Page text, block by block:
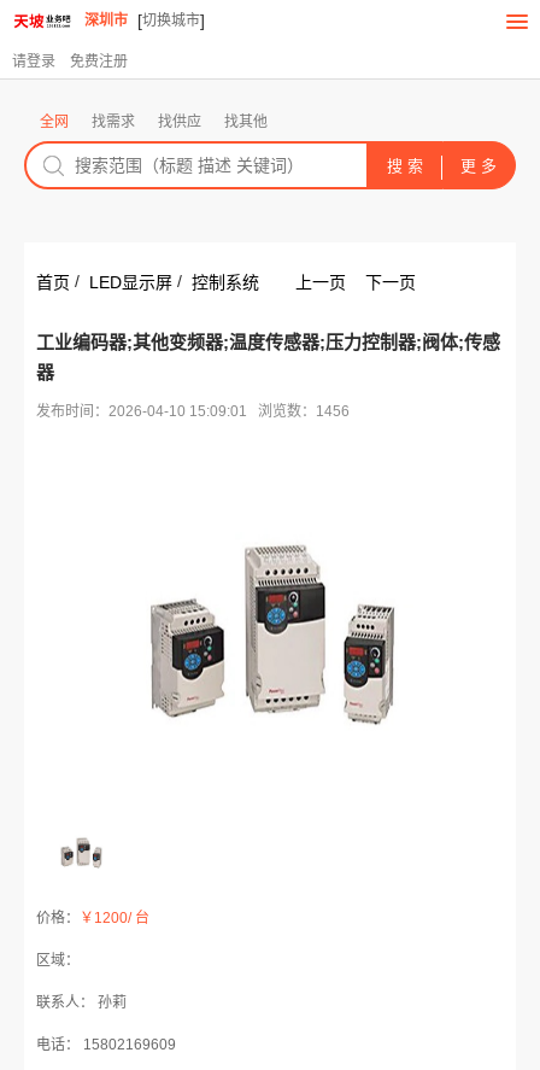
深圳市 [切换城市]
请登录 免费注册
全网 找需求 找供应 找其他
首页 / LED显示屏 / 控制系统 上一页 下一页
工业编码器;其他变频器;温度传感器;压力控制器;阀体;传感
器
发布时间：2026-04-10 15:09:01 浏览数：1456
价格： ￥1200/ 台
区域：
联系人： 孙莉
电话： 15802169609